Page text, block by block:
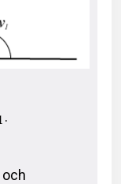
.
och